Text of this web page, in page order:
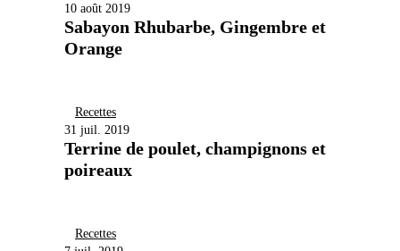
10 août 2019
Sabayon Rhubarbe, Gingembre et
Orange
Recettes
31 juil. 2019
Terrine de poulet, champignons et
poireaux
Recettes